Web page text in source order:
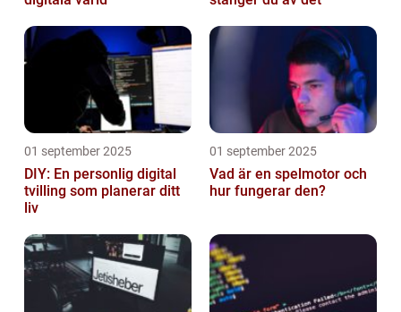
01 september 2025
DIY: En personlig digital
tvilling som planerar ditt
liv
01 september 2025
Vad är en spelmotor och
hur fungerar den?